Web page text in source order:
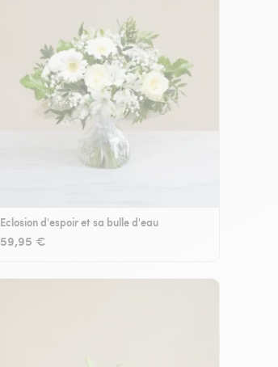
Eclosion d'espoir et sa bulle d'eau
59,95 €